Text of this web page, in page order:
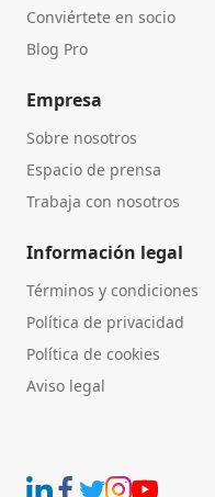
Conviértete en socio
Blog Pro
Empresa
Sobre nosotros
Espacio de prensa
Trabaja con nosotros
Información legal
Términos y condiciones
Política de privacidad
Política de cookies
Aviso legal